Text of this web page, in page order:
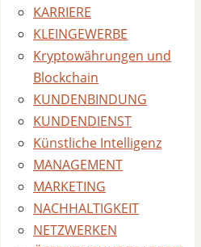
KARRIERE
KLEINGEWERBE
Kryptowährungen und
Blockchain
KUNDENBINDUNG
KUNDENDIENST
Künstliche Intelligenz
MANAGEMENT
MARKETING
NACHHALTIGKEIT
NETZWERKEN